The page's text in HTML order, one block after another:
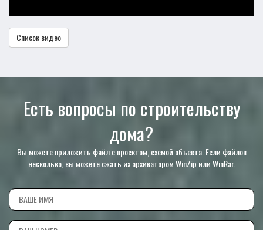
Список видео
Есть вопросы по строительству
дома?
Вы можете приложить файл с проектом, схемой объекта. Если файлов
несколько, вы можете сжать их архиватором WinZip или WinRar.